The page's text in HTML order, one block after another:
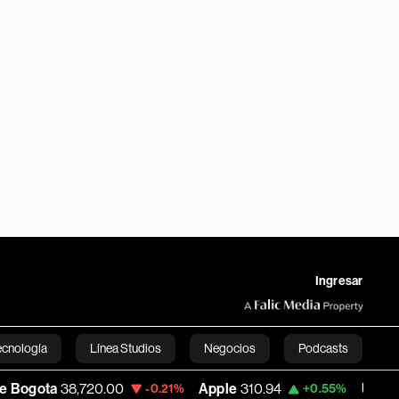
Ingresar
Línea Studios Negocios Podcasts
English-0.21% Apple 310.94 +0.55% USD COP